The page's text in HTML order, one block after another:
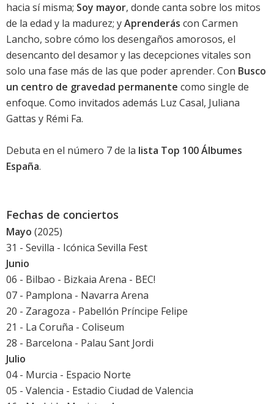
hacia sí misma; Soy mayor, donde canta sobre los mitos
de la edad y la madurez; yAprenderás con Carmen
Lancho, sobre cómo los desengaños amorosos, el
desencanto del desamor y las decepciones vitales son
solo una fase más de las que poder aprender. Con Busco
un centro de gravedad permanente como single de
enfoque. Como invitados además Luz Casal, Juliana
Gattas y Rémi Fa.
Debuta en el número 7de la lista Top 100 Álbumes
España.
Fechas de conciertos
Mayo (2025)
31 - Sevilla - Icónica Sevilla Fest
Junio
06 - Bilbao - Bizkaia Arena - BEC!
07 - Pamplona - Navarra Arena
20 - Zaragoza - Pabellón Príncipe Felipe
21 - La Coruña - Coliseum
28 - Barcelona - Palau Sant Jordi
Julio
04 - Murcia - Espacio Norte
05 - Valencia - Estadio Ciudad de Valencia